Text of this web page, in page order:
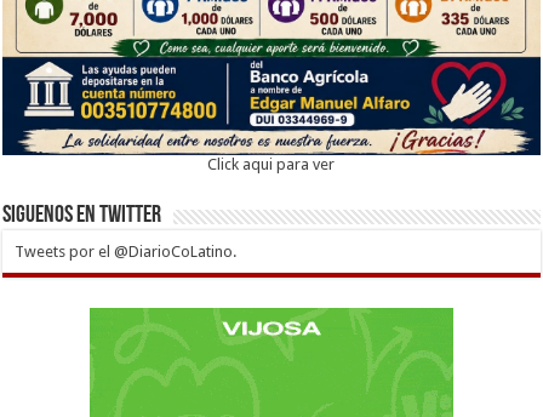
Click aqui para ver
Siguenos en twitter
Tweets por el @DiarioCoLatino.